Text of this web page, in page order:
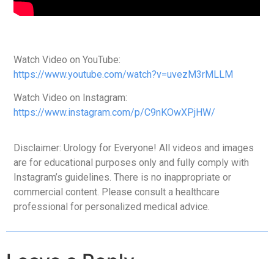
Watch Video on YouTube:
https://www.youtube.com/watch?v=uvezM3rMLLM
Watch Video on Instagram:
https://www.instagram.com/p/C9nKOwXPjHW/
Disclaimer: Urology for Everyone! All videos and images
are for educational purposes only and fully comply with
Instagram’s guidelines. There is no inappropriate or
commercial content. Please consult a healthcare
professional for personalized medical advice.